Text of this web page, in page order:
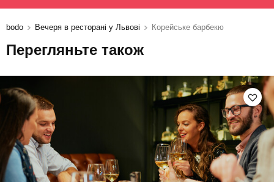
bodo Вечеря в ресторані у Львові Корейське барбекю
Перегляньте також